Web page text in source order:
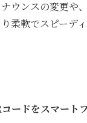
ウンスの変更や
柔軟でスピーデ
コードをスマート